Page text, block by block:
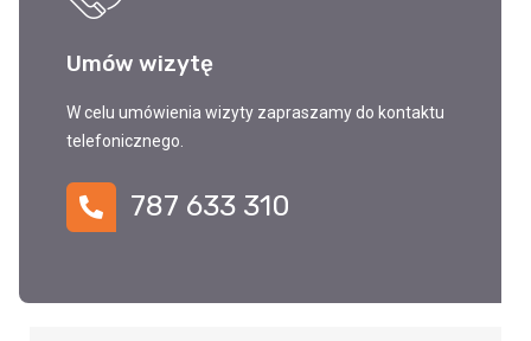
Umów wizytę
W celu umówienia wizyty zapraszamy do kontaktu
telefonicznego.
787 633 310